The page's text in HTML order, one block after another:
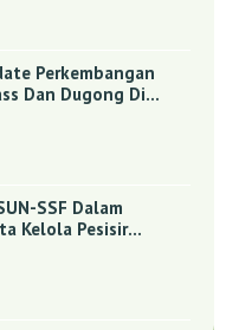
Perkembangan
Dan Dugong Di
Dasar Ilmiah Dan
SSF Dalam
Kelola Pesisir
Partisipatif Di
Riau